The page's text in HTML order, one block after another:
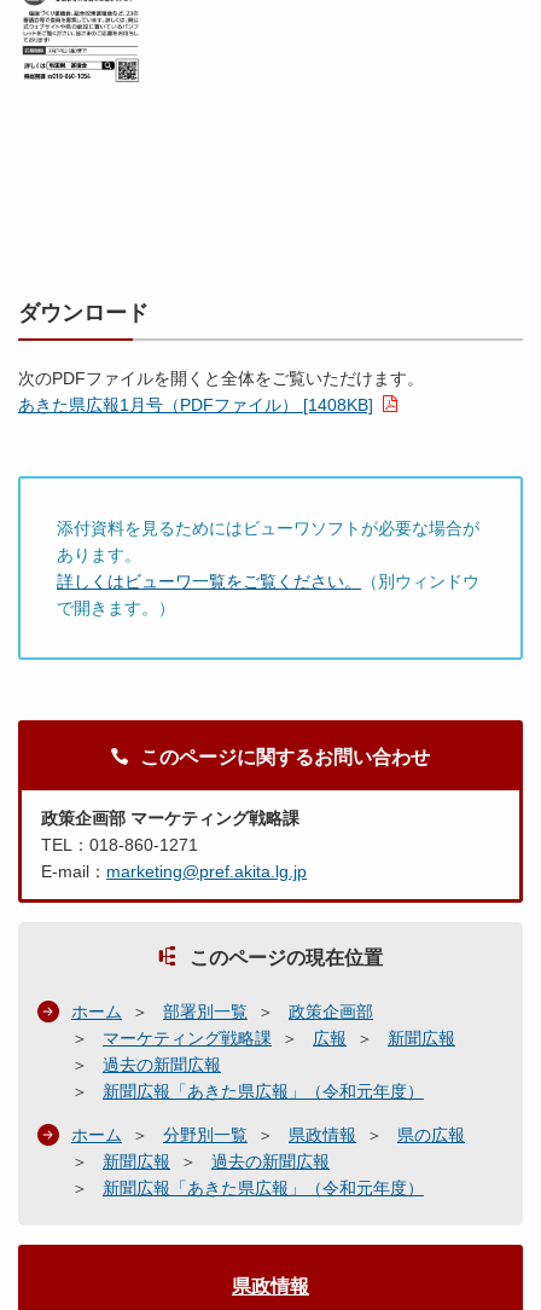
ダウンロード
次のPDFファイルを開くと全体をご覧いただけます。
あきた県広報1月号（PDFファイル） [1408KB]
添付資料を見るためにはビューワソフトが必要な場合が
あります。
詳しくはビューワ一覧をご覧ください。
（別ウィンドウ
で開きます。）
このページに関するお問い合わせ
政策企画部 マーケティング戦略課
TEL：018-860-1271
E-mail： marketing@pref.akita.lg.jp
このページの現在位置
ホーム 部署別一覧
政策企画部
マーケティング戦略課
広報
新聞広報
過去の新聞広報
新聞広報「あきた県広報」（令和元年度）
ホーム 分野別一覧 県政情報
県の広報
新聞広報
過去の新聞広報
新聞広報「あきた県広報」（令和元年度）
県政情報